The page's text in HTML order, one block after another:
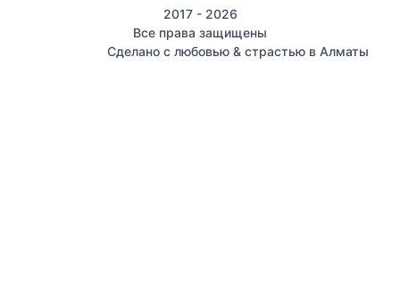
2017 - 2026
Все права защищены
Сделано с любовью & страстью в Алматы